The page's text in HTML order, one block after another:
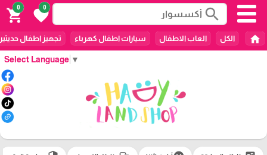
Select Language ▼
search
0
favorite
0
shopping_cart
home الكل العاب الاطفال سيارات اطفال كهرباء تجهيز اطفال